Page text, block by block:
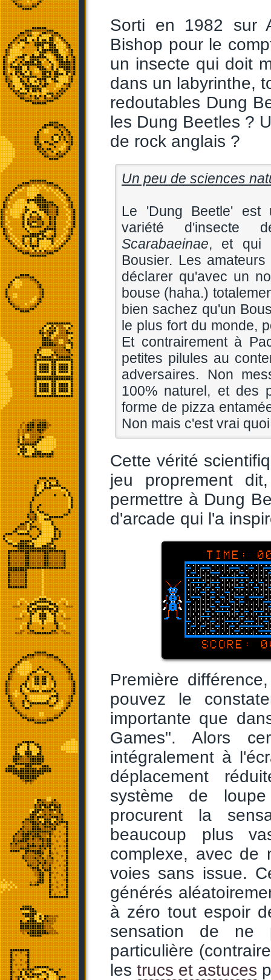
Sorti en 1982 sur
Bishop pour le
un insecte qui doit
dans un labyrinthe,
redoutables Dung
les Dung Beetles ?
de rock anglais ?
Un peu de sciences
Le 'Dung Beetle' est
variété d'insecte
Scarabaeinae, et qui
Bousier. Les
déclarer qu'avec un
bouse (haha.)
bien sachez qu'un
le plus fort du monde,
Et contrairement à
petites pilules au
adversaires. Non
100% naturel, et des
forme de pizza
Non mais c'est vrai
Cette vérité
jeu proprement
permettre à Dung
d'arcade qui l'a
Première
pouvez le
importante que
Games". Alors
intégralement à
déplacement
système de
procurent la
beaucoup plus
complexe, avec de
voies sans issue.
générés
à zéro tout espoir
sensation de ne
particulière
les trucs et astuces